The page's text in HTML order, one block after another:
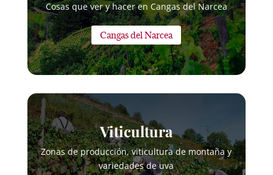
Cosas que ver y hacer en Cangas del Narcea
Cangas del Narcea
Viticultura
Zonas de producción, viticultura de montaña y
variedades de uva